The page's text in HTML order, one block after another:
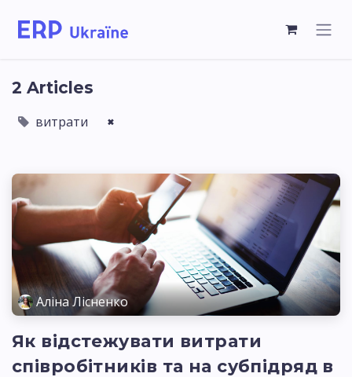
2 Articles
витрати ×
Аліна Лісненко
Як відстежувати витрати
співробітників та на субпідряд в